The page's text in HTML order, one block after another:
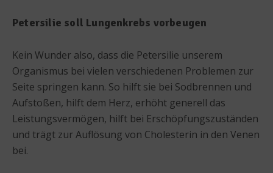
Petersilie soll Lungenkrebs vorbeugen
Kein Wunder also, dass die Petersilie unserem
Organismus bei vielen verschiedenen Problemen zur
Seite springen kann. So hilft sie bei Sodbrennen und
Aufstoßen, hilft dem Herz, erhöht generell das
Leistungsvermögen, hilft bei Erschöpfungszuständen
und trägt zur Auflösung von Cholesterin in den Venen
bei.